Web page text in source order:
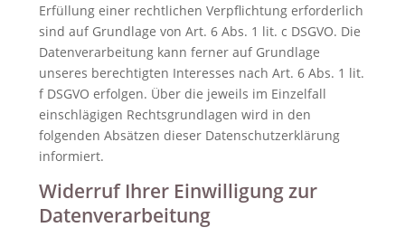
Erfüllung einer rechtlichen Verpflichtung erforderlich
sind auf Grundlage von Art. 6 Abs. 1 lit. c DSGVO. Die
Datenverarbeitung kann ferner auf Grundlage
unseres berechtigten Interesses nach Art. 6 Abs. 1 lit.
f DSGVO erfolgen. Über die jeweils im Einzelfall
einschlägigen Rechtsgrundlagen wird in den
folgenden Absätzen dieser Datenschutzerklärung
informiert.
Widerruf Ihrer Einwilligung zur
Datenverarbeitung